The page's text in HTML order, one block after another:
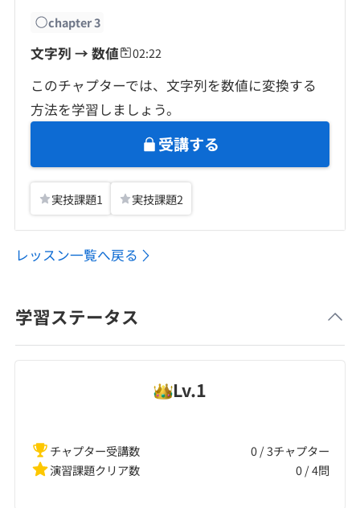
chapter3
文字列 → 数値 02:22
このチャプターでは、文字列を数値に変換する
方法を学習しましょう。
受講する
実技課題1 実技課題2
レッスン一覧へ戻る
学習ステータス
Lv.1
チャプター受講数
0 / 3チャプター
演習課題クリア数
0/4問